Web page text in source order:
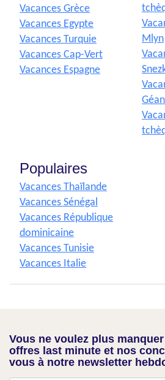
Vacances Grèce
Vacances Egypte
Vacances Turquie
Vacances Cap-Vert
Vacances Espagne
Mlyn
Populaires
Vacances Thaïlande
Vacances Sénégal
Vacances République
dominicaine
Vacances Tunisie
Vacances Italie
Vous ne voulez plus
offres last minute et nos
vous à notre newsletter